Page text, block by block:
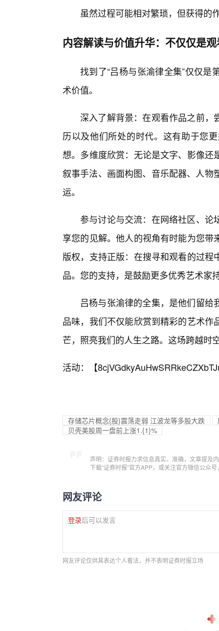
虽然过程可能相对繁琐，但获得的
内容解读与价值升华：不仅仅是
找到了“吕杨与张渝律全集”仅仅
术价值。
深入了解背景：在观看作品之前
历以及他们所处的时代。这有助于您
想。多维度欣赏：无论是文字、影像
叙事手法、画面构图、音乐配器、人
运。
参与讨论与交流：在网络社区、
享您的见解。他人的视角有时能为您
版权，支持正版：在搜寻和观看的过
品。您的支持，是鼓励更多优秀艺术家
吕杨与张渝律的全集，是他们留
品味，我们不仅能欣赏到精彩的艺术
芒，照亮我们的人生之路。这场跨越时
活动：【
存储芯片概念{股}震荡走弱 江波龙等多股大跌
贝壳美股周一盘前上涨1.{1}%
声明：证券时报力求信息真实、准确，文章提及
下载“证券时报”官方APP，或关注官方微信公众
网友评论
登录后可以发言
网友评论仅供其表达个人看法，并不表明证券时报立场